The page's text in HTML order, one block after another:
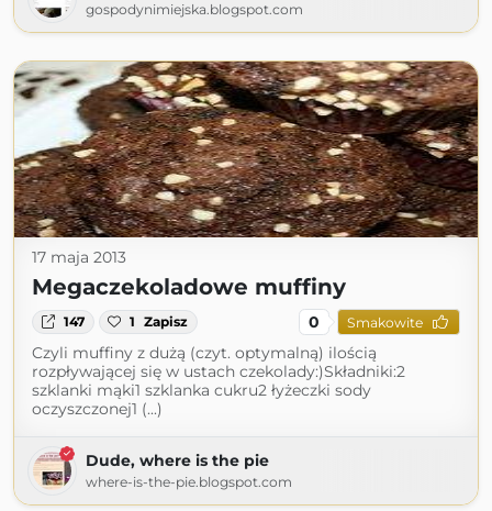
gospodynimiejska.blogspot.com
17 maja 2013
Megaczekoladowe muffiny
147 1 Zapisz 0 Smakowite
Czyli muffiny z dużą (czyt. optymalną) ilością
rozpływającej się w ustach czekolady:)Składniki:2
szklanki mąki1 szklanka cukru2 łyżeczki sody
oczyszczonej1 (...)
Dude, where is the pie
where-is-the-pie.blogspot.com